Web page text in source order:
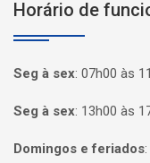
Horário de
Seg à sex: 07h00 às
Seg à sex: 13h00 às
Domingos e feriados: